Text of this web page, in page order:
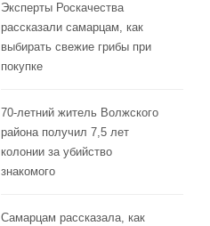
Эксперты Роскачества
рассказали самарцам, как
выбирать свежие грибы при
покупке
70-летний житель Волжского
района получил 7,5 лет
колонии за убийство
знакомого
Самарцам рассказала, как